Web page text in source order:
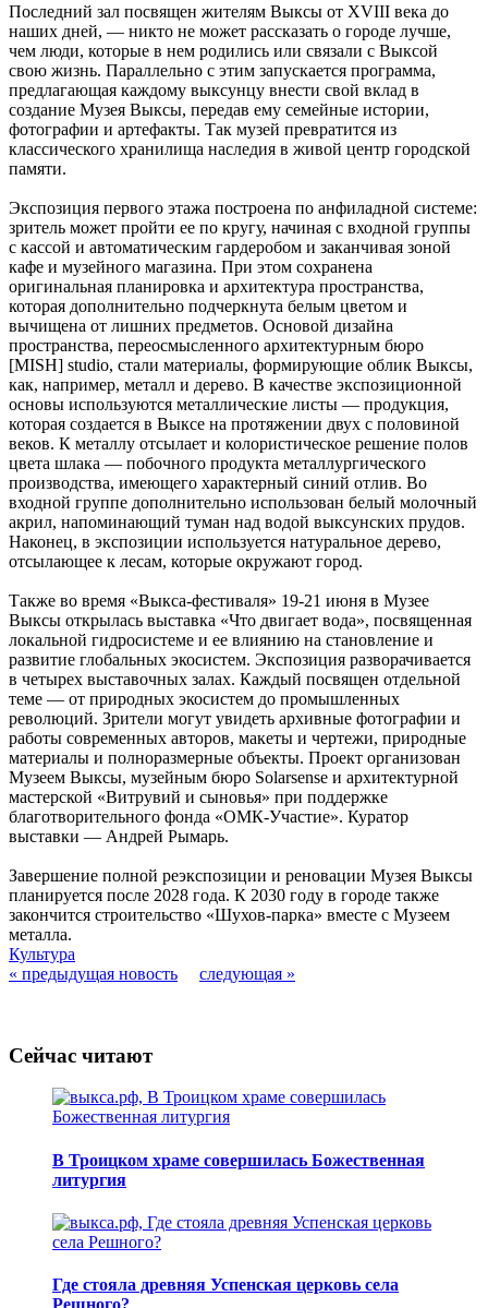
Последний зал посвящен жителям Выксы от XVIII века до
наших дней, — никто не может рассказать о городе лучше,
чем люди, которые в нем родились или связали с Выксой
свою жизнь. Параллельно с этим запускается программа,
предлагающая каждому выксунцу внести свой вклад в
создание Музея Выксы, передав ему семейные истории,
фотографии и артефакты. Так музей превратится из
классического хранилища наследия в живой центр городской
памяти.
Экспозиция первого этажа построена по анфиладной системе:
зритель может пройти ее по кругу, начиная с входной группы
с кассой и автоматическим гардеробом и заканчивая зоной
кафе и музейного магазина. При этом сохранена
оригинальная планировка и архитектура пространства,
которая дополнительно подчеркнута белым цветом и
вычищена от лишних предметов. Основой дизайна
пространства, переосмысленного архитектурным бюро
[MISH] studio, стали материалы, формирующие облик Выксы,
как, например, металл и дерево. В качестве экспозиционной
основы используются металлические листы — продукция,
которая создается в Выксе на протяжении двух с половиной
веков. К металлу отсылает и колористическое решение полов
цвета шлака — побочного продукта металлургического
производства, имеющего характерный синий отлив. Во
входной группе дополнительно использован белый молочный
акрил, напоминающий туман над водой выксунских прудов.
Наконец, в экспозиции используется натуральное дерево,
отсылающее к лесам, которые окружают город.
Также во время «Выкса-фестиваля» 19-21 июня в Музее
Выксы открылась выставка «Что двигает вода», посвященная
локальной гидросистеме и ее влиянию на становление и
развитие глобальных экосистем. Экспозиция разворачивается
в четырех выставочных залах. Каждый посвящен отдельной
теме — от природных экосистем до промышленных
революций. Зрители могут увидеть архивные фотографии и
работы современных авторов, макеты и чертежи, природные
материалы и полноразмерные объекты. Проект организован
Музеем Выксы, музейным бюро Solarsense и архитектурной
мастерской «Витрувий и сыновья» при поддержке
благотворительного фонда «ОМК-Участие». Куратор
выставки — Андрей Рымарь.
Завершение полной реэкспозиции и реновации Музея Выксы
планируется после 2028 года. К 2030 году в городе также
закончится строительство «Шухов-парка» вместе с Музеем
металла.
Культура
« предыдущая новость
следующая »
Сейчас читают
В Троицком храме совершилась Божественная
литургия
Где стояла древняя Успенская церковь села
Решного?